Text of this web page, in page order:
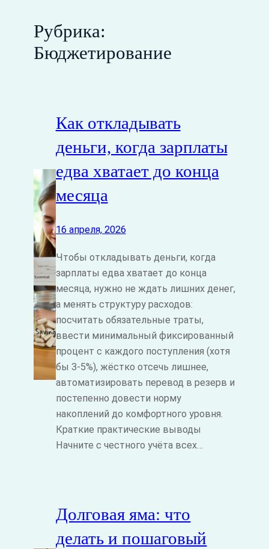
Рубрика:
Бюджетирование
Как откладывать
деньги, когда зарплаты
едва хватает до конца
месяца
16 апреля, 2026
Чтобы откладывать деньги, когда
зарплаты едва хватает до конца
месяца, нужно не ждать лишних денег,
а менять структуру расходов:
посчитать обязательные траты,
ввести минимальный фиксированный
процент с каждого поступления (хотя
бы 3-5%), жёстко отсечь лишнее,
автоматизировать перевод в резерв и
постепенно довести норму
накоплений до комфортного уровня.
Краткие практические выводы
Начните с честного учёта всех…
Долговая яма: что
делать и пошаговый